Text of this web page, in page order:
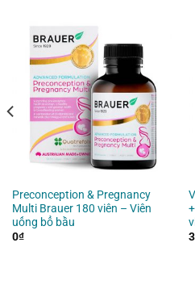
Preconception & Pregnancy
Multi Brauer 180 viên – Viên
uống bổ bầu
0₫